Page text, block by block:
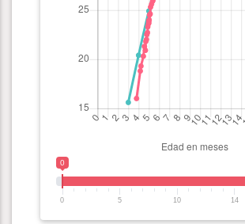
0
0 5 10 14